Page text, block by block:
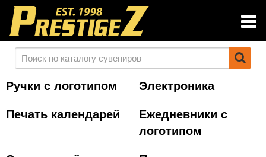
Ручки с логотипом
Электроника
Печать календарей
Ежедневники с
логотипом